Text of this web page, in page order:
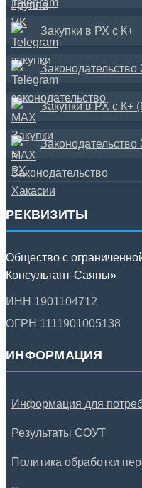
Закупки в РХ с К+
Законодательство
Закупки в РХ с К+
РЕКВИЗИТЫ
Общество с
Консультант-Саяны»
ИНН 1901104712
ОГРН 1111901005138
ИНФОРМАЦИЯ
Информация для
Результаты СОУТ
Политика обработки